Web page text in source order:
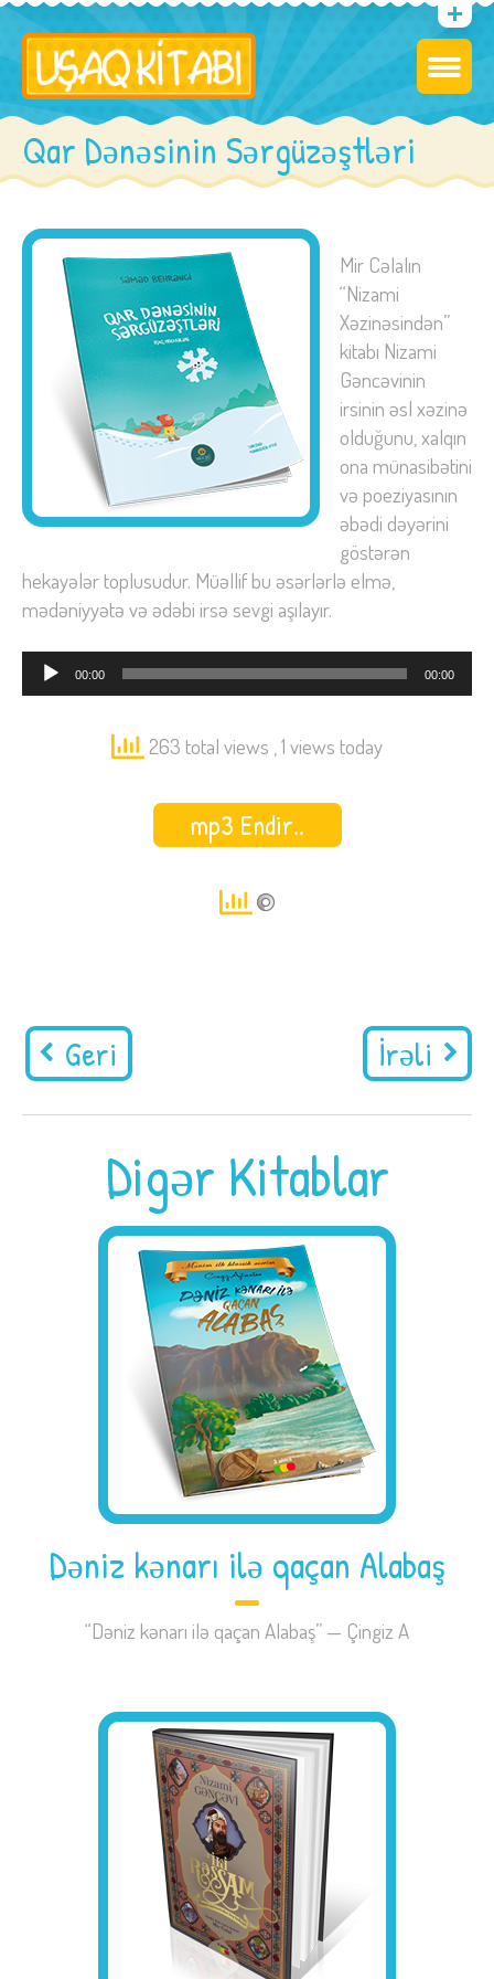
Qar Dənəsinin Sərgüzəştləri
Mir Cəlalın
“Nizami
Xəzinəsindən”
kitabı Nizami
Gəncəvinin
irsinin əsl xəzinə
olduğunu, xalqın
ona münasibətini
və poeziyasının
əbədi dəyərini
göstərən
hekayələr toplusudur. Müəllif bu əsərlərlə elmə,
mədəniyyətə və ədəbi irsə sevgi aşılayır.
Audio
Oynadıcı
00:00 00:00
263 total views , 1 views today
mp3 Endir..
Geri İrəli
Digər Kitablar
Dəniz kənarı ilə qaçan Alabaş
“Dəniz kənarı ilə qaçan Alabaş” — Çingiz A